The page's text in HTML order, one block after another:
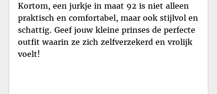
Kortom, een jurkje in maat 92 is niet alleen
praktisch en comfortabel, maar ook stijlvol en
schattig. Geef jouw kleine prinses de perfecte
outfit waarin ze zich zelfverzekerd en vrolijk
voelt!